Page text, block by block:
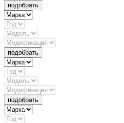
подобрать
подобрать
подобрать